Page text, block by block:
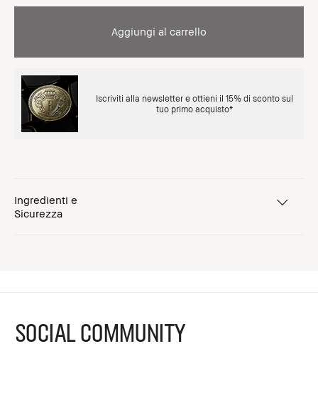
Aggiungi al carrello
Iscriviti alla newsletter e ottieni il 15% di sconto sul
tuo primo acquisto*
Ingredienti e
Sicurezza
SOCIAL COMMUNITY